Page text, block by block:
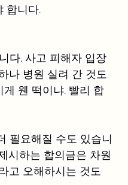
합니다.
다. 사고 피해자 입장
나 병원 실려 간 것도
웬 떡이냐. 빨리 합
필요해질 수도 있습니
시하는 합의금은 차원
고 오해하시는 것도